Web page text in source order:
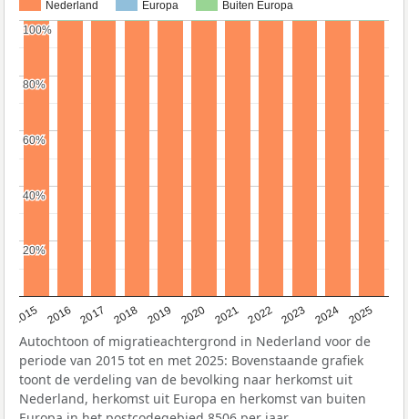
Nederland Europa Buiten Europa
2015 2016 2017 2018 2019 2020 2021 2022 2023 2024 2025
20%
20%
40%
40%
60%
60%
80%
80%
100%
100%
Autochtoon of migratieachtergrond in Nederland voor de
periode van 2015 tot en met 2025: Bovenstaande grafiek
toont de verdeling van de bevolking naar herkomst uit
Nederland, herkomst uit Europa en herkomst van buiten